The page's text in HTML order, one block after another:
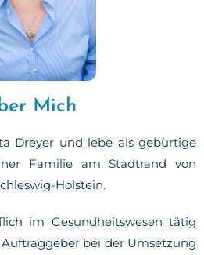
Mich
Dreyer und lebe als gebürtige
Familie am Stadtrand von
Holstein.
im Gesundheitswesen tätig
bei der Umsetzung